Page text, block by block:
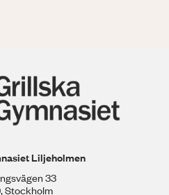
Liljeholmen
33
Stockholm